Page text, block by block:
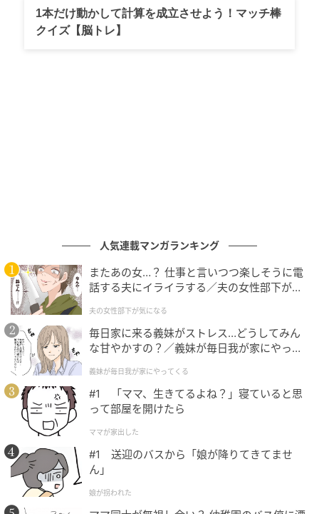
行ってみよう
ユニークな生態を間近で観察してみてください。
サンシャイン水族館公式Xより
1本だけ動かして計算を成立させよう！マッチ棒
クイズ【脳トレ】
人気連載マンガランキング
またあの女…？ 仕事と言いつつ楽しそうに電
話する夫にイライラする／夫の女性部下が気
夫の女性部下が気になる
毎日家に来る義妹がストレス…どうしてみん
な甘やかすの？／義妹が毎日我が家にやって
が】
義妹が毎日我が家にやってくる
#1 「ママ、生きてるよね？」寝ていると思
って部屋を開けたら
ママが家出した
#1 送迎のバスから「娘が降りてきてませ
ん」
娘が拐われた